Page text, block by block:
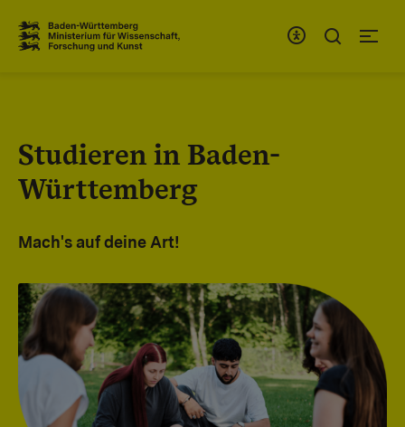
Studieren in Baden-
Württemberg
Mach's auf deine Art!